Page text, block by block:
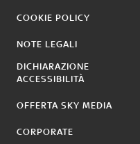
COOKIE POLICY
NOTE LEGALI
DICHIARAZIONE
ACCESSIBILITÀ
OFFERTA SKY MEDIA
CORPORATE